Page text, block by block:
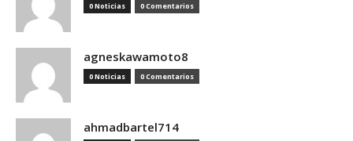
0 Noticias 0 Comentarios
agneskawamoto8
0 Noticias 0 Comentarios
ahmadbartel714